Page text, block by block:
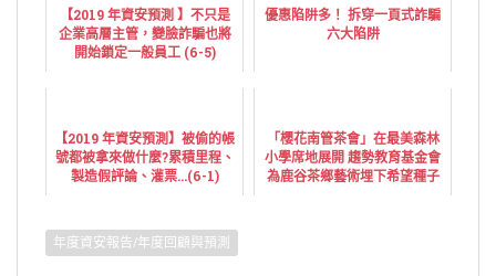
【2019 年資安預測 】不只是
企業高層主管，變臉詐騙也將
開始鎖定一般員工 (6-5)
優惠陷阱多！ 拆穿一頁式詐騙
六大陷阱
【2019 年資安預測】被偷的帳
號都被拿來做什麼?累積里程、
製造假評論、灌票...(6-1)
「櫻花南管茶會」在最美森林
小學席地展開 趨勢教育基金會
為鹿谷茶鄉藝術埋下希望種子
年度資安報告/年度回顧與預測